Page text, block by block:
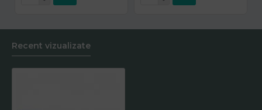
Recent vizualizate